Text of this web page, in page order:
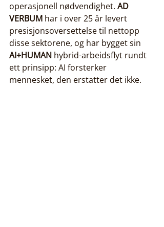
operasjonell nødvendighet. AD
VERBUM har i over 25 år levert
presisjonsoversettelse til nettopp
disse sektorene, og har bygget sin
AI+HUMAN hybrid-arbeidsflyt rundt
ett prinsipp: AI forsterker
mennesket, den erstatter det ikke.